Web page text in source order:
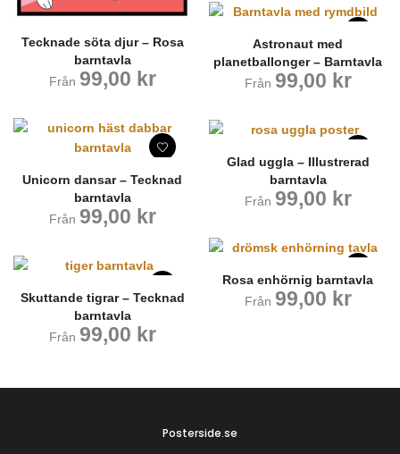
Tecknade söta djur – Rosa
barntavla
Från 99,00 kr
Astronaut med
planetballonger – Barntavla
Från 99,00 kr
Unicorn dansar – Tecknad
barntavla
Från 99,00 kr
Glad uggla – Illustrerad
barntavla
Från 99,00 kr
Rosa enhörnig barntavla
Från 99,00 kr
Skuttande tigrar – Tecknad
barntavla
Från 99,00 kr
Posterside.se